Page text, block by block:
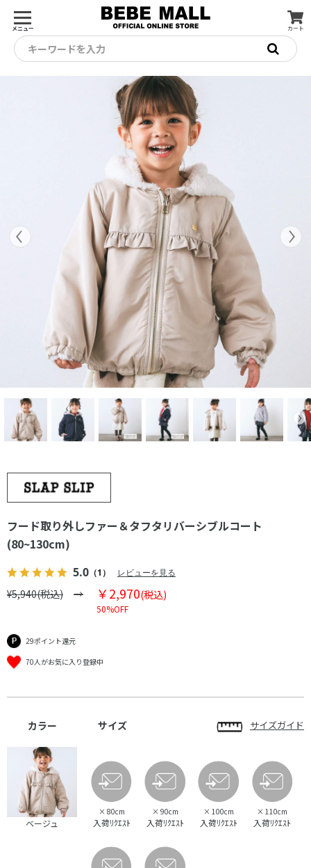
メニュー カート
キーワードを入力
フード取り外しファー＆タフタリバーシブルコート
(80~130cm)
5.0 （1） レビューを見る
¥5,940(税込) ￥2,970(税込)
50%OFF
29ポイント還元
70人がお気に入り登録中
カラー サイズ サイズガイド
ベージュ
× 80cm
入荷ﾘｸｴｽﾄ
× 90cm
入荷ﾘｸｴｽﾄ
× 100cm
入荷ﾘｸｴｽﾄ
× 110cm
入荷ﾘｸｴｽﾄ